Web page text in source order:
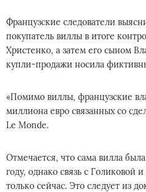
Французские следователи
покупатель виллы в итоге
Христенко, а затем его сыном
купли-продажи носила
«Помимо виллы, французские
миллиона евро связанных со
Le Monde.
Отмечается, что сама вилла
году, однако связь с Голиковой
только сейчас. Это следует из